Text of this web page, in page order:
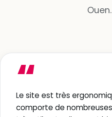
Ouen.
“
Le site est très
comporte de